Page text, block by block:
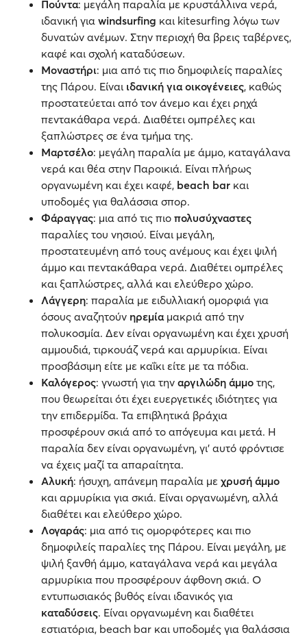
Πούντα: μεγάλη παραλία με κρυστάλλινα νερά,
ιδανική για windsurfing και kitesurfing λόγω των
δυνατών ανέμων. Στην περιοχή θα βρεις ταβέρνες,
καφέ και σχολή καταδύσεων.
Μοναστήρι: μια από τις πιο δημοφιλείς παραλίες
της Πάρου. Είναι ιδανική για οικογένειες, καθώς
προστατεύεται από τον άνεμο και έχει ρηχά
πεντακάθαρα νερά. Διαθέτει ομπρέλες και
ξαπλώστρες σε ένα τμήμα της.
Μαρτσέλο: μεγάλη παραλία με άμμο, καταγάλανα
νερά και θέα στην Παροικιά. Είναι πλήρως
οργανωμένη και έχει καφέ, beach bar και
υποδομές για θαλάσσια σπορ.
Φάραγγας: μια από τις πιο πολυσύχναστες
παραλίες του νησιού. Είναι μεγάλη,
προστατευμένη από τους ανέμους και έχει ψιλή
άμμο και πεντακάθαρα νερά. Διαθέτει ομπρέλες
και ξαπλώστρες, αλλά και ελεύθερο χώρο.
Λάγγερη: παραλία με ειδυλλιακή ομορφιά για
όσους αναζητούν ηρεμία μακριά από την
πολυκοσμία. Δεν είναι οργανωμένη και έχει χρυσή
αμμουδιά, τιρκουάζ νερά και αρμυρίκια. Είναι
προσβάσιμη είτε με καΐκι είτε με τα πόδια.
Καλόγερος: γνωστή για την αργιλώδη άμμο της,
που θεωρείται ότι έχει ευεργετικές ιδιότητες για
την επιδερμίδα. Τα επιβλητικά βράχια
προσφέρουν σκιά από το απόγευμα και μετά. Η
παραλία δεν είναι οργανωμένη, γι' αυτό φρόντισε
να έχεις μαζί τα απαραίτητα.
Αλυκή: ήσυχη, απάνεμη παραλία με χρυσή άμμο
και αρμυρίκια για σκιά. Είναι οργανωμένη, αλλά
διαθέτει και ελεύθερο χώρο.
Λογαράς: μια από τις ομορφότερες και πιο
δημοφιλείς παραλίες της Πάρου. Είναι μεγάλη, με
ψιλή ξανθή άμμο, καταγάλανα νερά και μεγάλα
αρμυρίκια που προσφέρουν άφθονη σκιά. Ο
εντυπωσιακός βυθός είναι ιδανικός για
καταδύσεις. Είναι οργανωμένη και διαθέτει
εστιατόρια, beach bar και υποδομές για θαλάσσια